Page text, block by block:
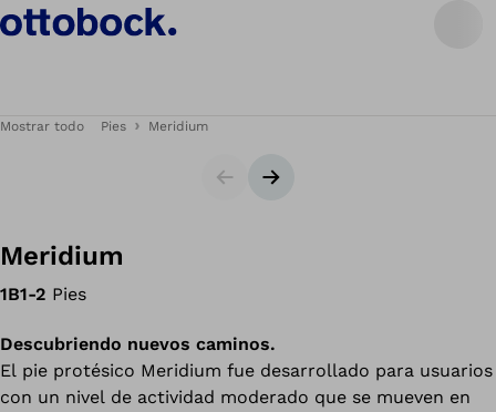
Mostrar todo Pies Meridium
DiapositivaSiguiente diapositiva
Meridium
1B1-2 Pies
Descubriendo nuevos caminos.
El pie protésico Meridium fue desarrollado para usuarios
con un nivel de actividad moderado que se mueven en